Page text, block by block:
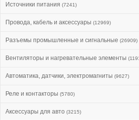
Источники питания (7241)
Провода, кабель и аксессуары (12969)
Разъемы промышленные и сигнальные (26909)
Вентиляторы и нагревательные элементы
Автоматика, датчики, электромагниты (9627)
Реле и контакторы (5780)
Аксессуары для авто (3215)